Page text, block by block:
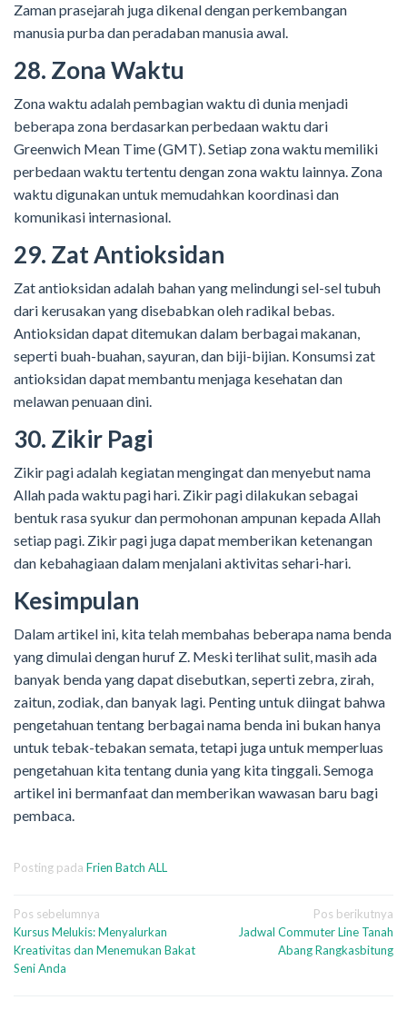
Zaman prasejarah juga dikenal dengan perkembangan
manusia purba dan peradaban manusia awal.
28. Zona Waktu
Zona waktu adalah pembagian waktu di dunia menjadi
beberapa zona berdasarkan perbedaan waktu dari
Greenwich Mean Time (GMT). Setiap zona waktu memiliki
perbedaan waktu tertentu dengan zona waktu lainnya. Zona
waktu digunakan untuk memudahkan koordinasi dan
komunikasi internasional.
29. Zat Antioksidan
Zat antioksidan adalah bahan yang melindungi sel-sel tubuh
dari kerusakan yang disebabkan oleh radikal bebas.
Antioksidan dapat ditemukan dalam berbagai makanan,
seperti buah-buahan, sayuran, dan biji-bijian. Konsumsi zat
antioksidan dapat membantu menjaga kesehatan dan
melawan penuaan dini.
30. Zikir Pagi
Zikir pagi adalah kegiatan mengingat dan menyebut nama
Allah pada waktu pagi hari. Zikir pagi dilakukan sebagai
bentuk rasa syukur dan permohonan ampunan kepada Allah
setiap pagi. Zikir pagi juga dapat memberikan ketenangan
dan kebahagiaan dalam menjalani aktivitas sehari-hari.
Kesimpulan
Dalam artikel ini, kita telah membahas beberapa nama benda
yang dimulai dengan huruf Z. Meski terlihat sulit, masih ada
banyak benda yang dapat disebutkan, seperti zebra, zirah,
zaitun, zodiak, dan banyak lagi. Penting untuk diingat bahwa
pengetahuan tentang berbagai nama benda ini bukan hanya
untuk tebak-tebakan semata, tetapi juga untuk memperluas
pengetahuan kita tentang dunia yang kita tinggali. Semoga
artikel ini bermanfaat dan memberikan wawasan baru bagi
pembaca.
Posting pada Frien Batch ALL
Navigasi
pos
Pos sebelumnya
Kursus Melukis: Menyalurkan
Kreativitas dan Menemukan Bakat
Seni Anda
Pos berikutnya
Jadwal Commuter Line Tanah
Abang Rangkasbitung